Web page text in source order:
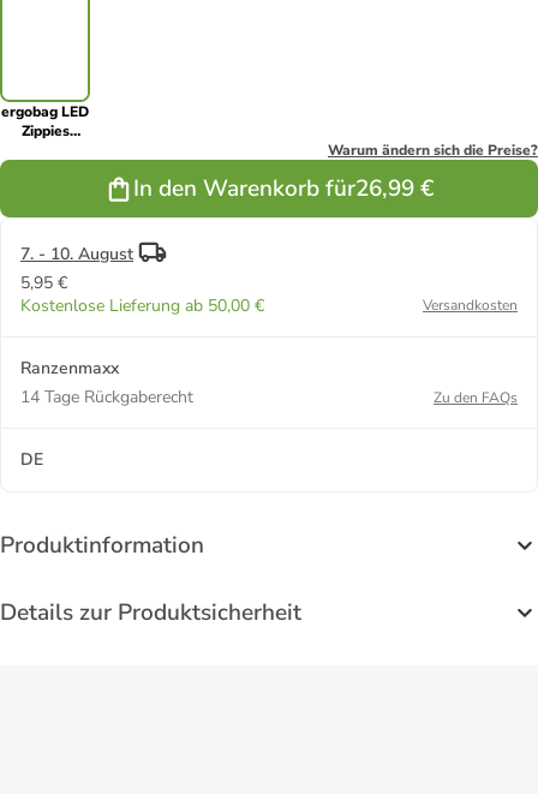
ergobag LED
Zippies
Warum ändern sich die Preise?
In den Warenkorb für26,99 €
7. - 10. August
5,95 €
Kostenlose Lieferung ab 50,00 €
Versandkosten
Ranzenmaxx
14 Tage Rückgaberecht
Zu den FAQs
DE
Produktinformation
Details zur Produktsicherheit